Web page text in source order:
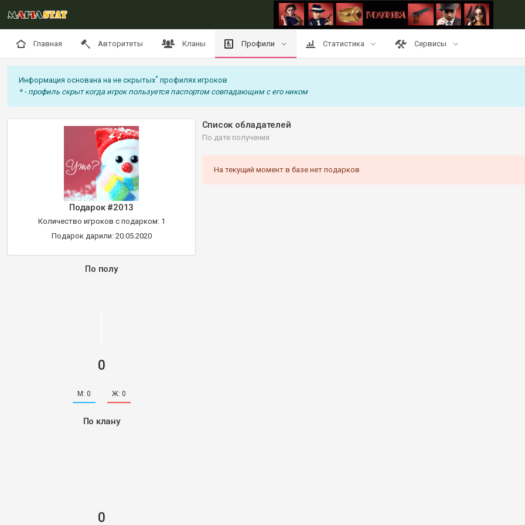
Главная Авторитеты Кланы Профили Статистика Сервисы
Информация основана на не скрытых* профилях игроков
* - профиль скрыт когда игрок пользуется паспортом совпадающим с его ником
Подарок #2013
Количество игроков с подарком: 1
Подарок дарили: 20.05.2020
По полу
0
М: 0 Ж: 0
По клану
0
Список обладателей
По дате получения
На текущий момент в базе нет подарков